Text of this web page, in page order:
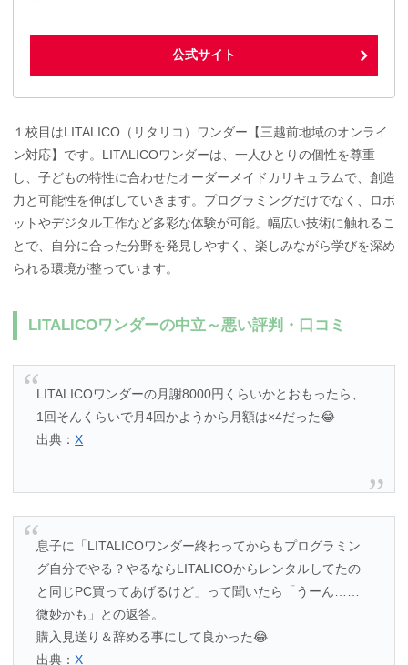
公式サイト
１校目はLITALICO（リタリコ）ワンダー【三越前地域のオンライ
ン対応】です。LITALICOワンダーは、一人ひとりの個性を尊重
し、子どもの特性に合わせたオーダーメイドカリキュラムで、創造
力と可能性を伸ばしていきます。プログラミングだけでなく、ロボ
ットやデジタル工作など多彩な体験が可能。幅広い技術に触れるこ
とで、自分に合った分野を発見しやすく、楽しみながら学びを深め
られる環境が整っています。
LITALICOワンダーの中立～悪い評判・口コミ
LITALICOワンダーの月謝8000円くらいかとおもったら、
1回そんくらいで月4回かようから月額は×4だった😂
出典：X
息子に「LITALICOワンダー終わってからもプログラミン
グ自分でやる？やるならLITALICOからレンタルしてたの
と同じPC買ってあげるけど」って聞いたら「うーん……
微妙かも」との返答。
購入見送り＆辞める事にして良かった😂
出典：X